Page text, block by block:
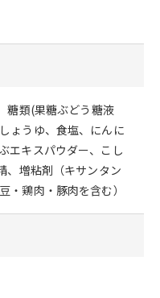
糖類(果糖ぶどう糖液
ょうゆ、食塩、にんに
エキスパウダー、こし
、増粘剤（キサンタン
・鶏肉・豚肉を含む）